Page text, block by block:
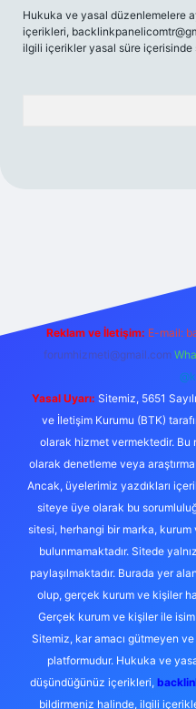
Hukuka ve yasal düzenlemelere
içerikleri,
ilgili içerikler yasal süre içerisinde
Reklam ve İletişim: E-mail:
forumhizmeti@gmail.com
Yasal Uyarı: Sitemiz, 5651
ve İletişim Kurumu (BTK)
olarak hizmet vermektedir.
olarak denetleme veya
Ancak, üyelerimiz yazdıkları
siteye üye olarak bu
sitesi, herhangi bir marka, kurum
bulunmamaktadır. Sitede
paylaşılmaktadır. Burada yer
olup, gerçek kurum ve kişiler
Gerçek kurum ve kişiler ile
Sitemiz, kar amacı gütmeyen
platformudur. Hukuka ve
düşündüğünüz içerikleri,
bildirmeniz halinde, ilgili